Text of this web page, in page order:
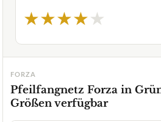
★★★★★
FORZA
Pfeilfangnetz Forza in
Größen verfügbar